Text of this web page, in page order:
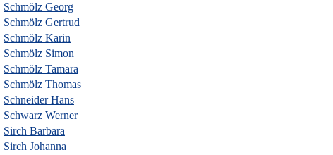
Schmölz Georg
Schmölz Gertrud
Schmölz Karin
Schmölz Simon
Schmölz Tamara
Schmölz Thomas
Schneider Hans
Schwarz Werner
Sirch Barbara
Sirch Johanna